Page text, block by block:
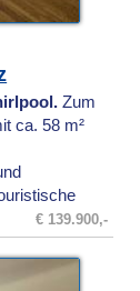
Zum
ca. 58 m²
€ 139.900,-